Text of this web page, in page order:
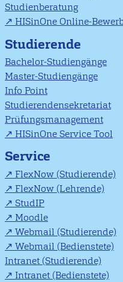
Studienberatung
HISinOne Online-
Studierende
Bachelor-Studiengänge
Master-Studiengänge
Info Point
Studierendensekretariat
Prüfungsmanagement
HISinOne Service Tool
Service
FlexNow (Studierende)
FlexNow (Lehrende)
StudIP
Moodle
Webmail (Studierende)
Webmail (Bedienstete)
Intranet (Studierende)
Intranet (Bedienstete)